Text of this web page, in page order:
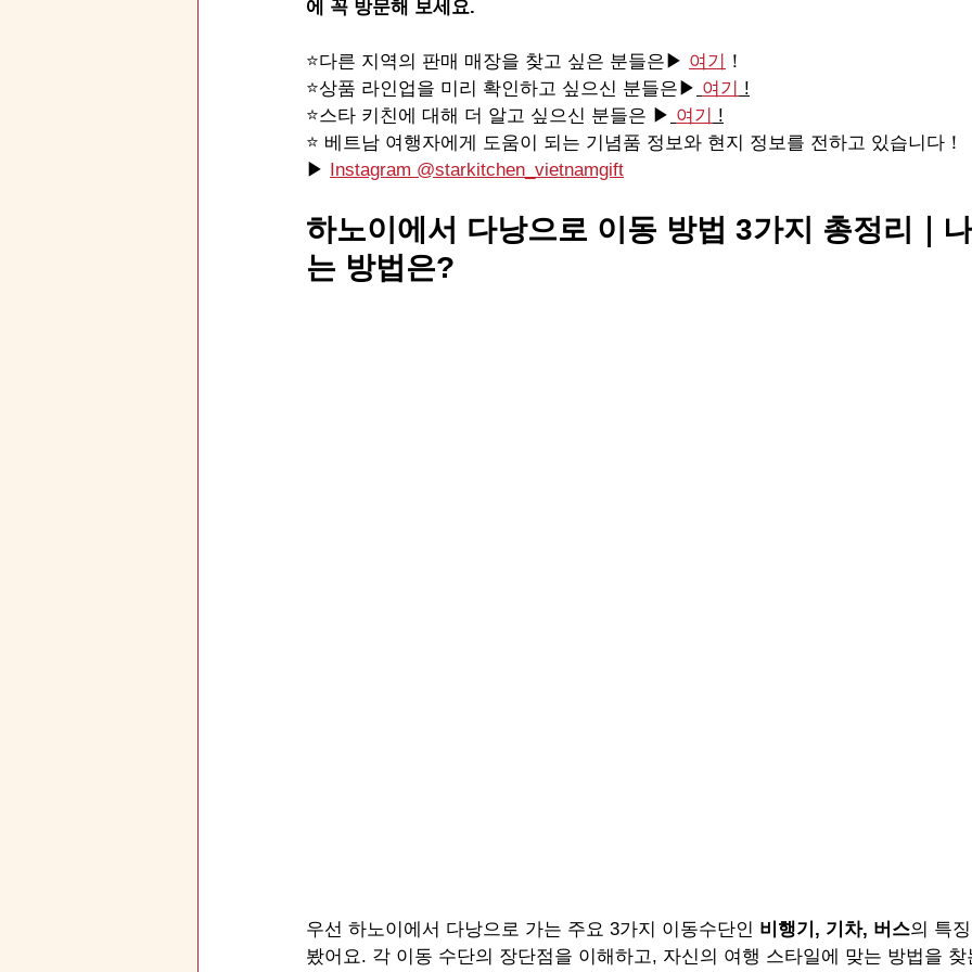
에 꼭 방문해 보세요.
⭐️다른 지역의 판매 매장을 찾고 싶은 분들은▶ 여기 ！
⭐️상품 라인업을 미리 확인하고 싶으신 분들은▶ 여기 !
⭐️스타 키친에 대해 더 알고 싶으신 분들은 ▶ 여기 !
⭐️ 베트남 여행자에게 도움이 되는 기념품 정보와 현지 정보를 전하고 있습니다！
▶ Instagram @starkitchen_vietnamgift
하노이에서 다낭으로 이동 방법 3가지 총정리｜
는 방법은?
우선 하노이에서 다낭으로 가는 주요 3가지 이동수단인 비행기, 기차, 버스의 특
봤어요. 각 이동 수단의 장단점을 이해하고, 자신의 여행 스타일에 맞는 방법을